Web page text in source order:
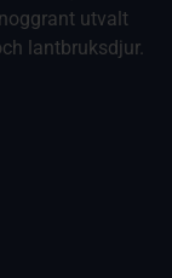
utvalt
lantbruksdjur.